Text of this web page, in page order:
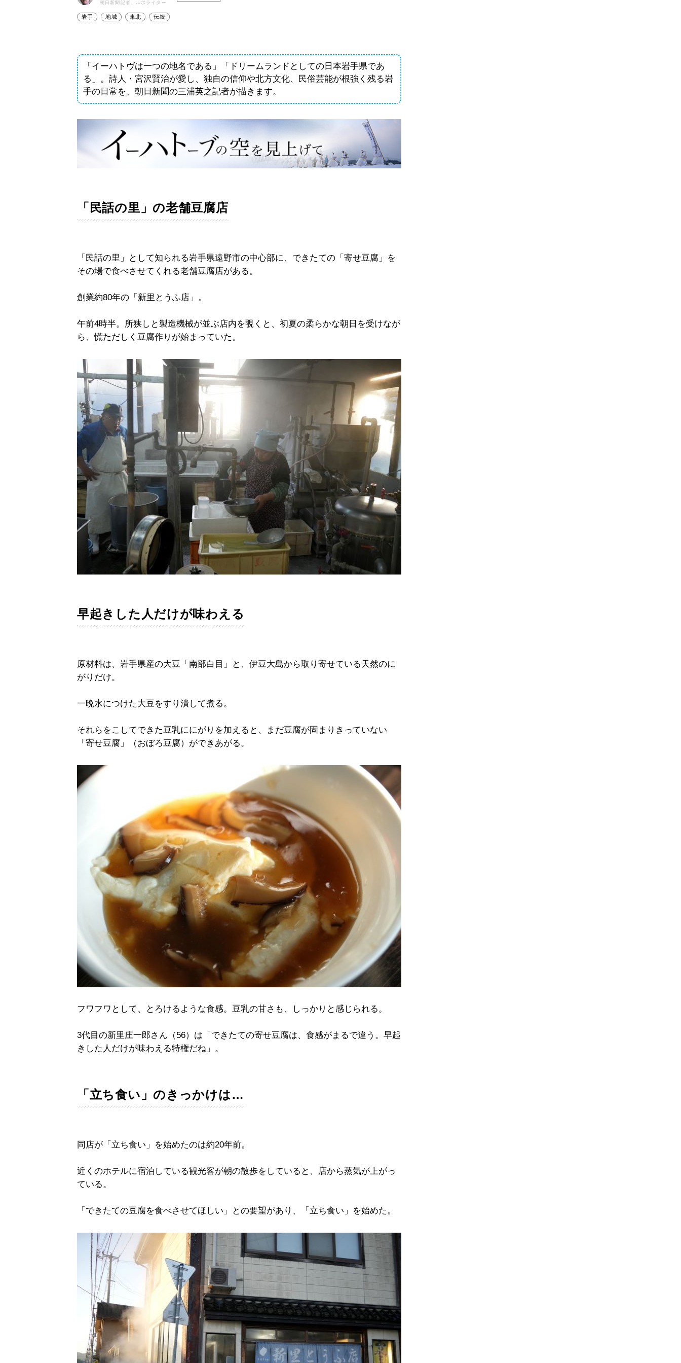
朝日新聞記者、ルポライター
岩手 地域 東北 伝統
「イーハトヴは一つの地名である」「ドリームランドとしての日本岩手県であ
る」。詩人・宮沢賢治が愛し、独自の信仰や北方文化、民俗芸能が根強く残る岩
手の日常を、朝日新聞の三浦英之記者が描きます。
「民話の里」の老舗豆腐店
「民話の里」として知られる岩手県遠野市の中心部に、できたての「寄せ豆腐」を
その場で食べさせてくれる老舗豆腐店がある。
創業約80年の「新里とうふ店」。
午前4時半。所狭しと製造機械が並ぶ店内を覗くと、初夏の柔らかな朝日を受けなが
ら、慌ただしく豆腐作りが始まっていた。
早起きした人だけが味わえる
原材料は、岩手県産の大豆「南部白目」と、伊豆大島から取り寄せている天然のに
がりだけ。
一晩水につけた大豆をすり潰して煮る。
それらをこしてできた豆乳ににがりを加えると、まだ豆腐が固まりきっていない
「寄せ豆腐」（おぼろ豆腐）ができあがる。
フワフワとして、とろけるような食感。豆乳の甘さも、しっかりと感じられる。
3代目の新里庄一郎さん（56）は「できたての寄せ豆腐は、食感がまるで違う。早起
きした人だけが味わえる特権だね」。
「立ち食い」のきっかけは…
同店が「立ち食い」を始めたのは約20年前。
近くのホテルに宿泊している観光客が朝の散歩をしていると、店から蒸気が上がっ
ている。
「できたての豆腐を食べさせてほしい」との要望があり、「立ち食い」を始めた。